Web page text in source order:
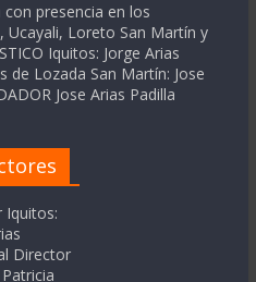
presencia en los
Loreto San Martín y
Iquitos: Jorge Arias
de Lozada San Martín: Jose
Jose Arias Padilla
Iquitos:
Director